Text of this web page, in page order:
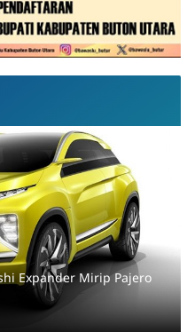
Expander Mirip Pajero